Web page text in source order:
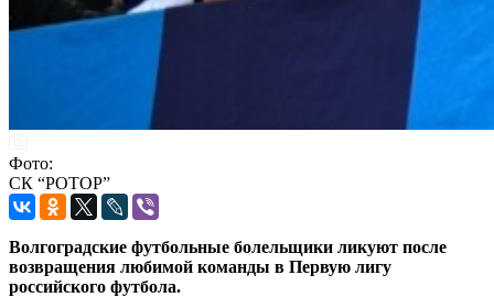
Фото:
СК “РОТОР”
Волгоградские футбольные болельщики ликуют после
возвращения любимой команды в Первую лигу
российского футбола.